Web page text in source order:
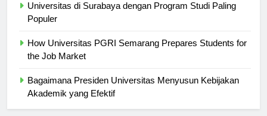
Universitas di Surabaya dengan Program Studi Paling
How Universitas PGRI Semarang Prepares Students for
Bagaimana Presiden Universitas Menyusun Kebijakan